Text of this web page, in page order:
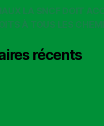
LA SNCF DOIT
À TOUS LES
récents